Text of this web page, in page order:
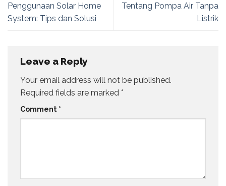
Penggunaan Solar Home
System: Tips dan Solusi
Tentang Pompa Air Tanpa
Listrik
Leave a Reply
Your email address will not be published.
Required fields are marked *
Comment *